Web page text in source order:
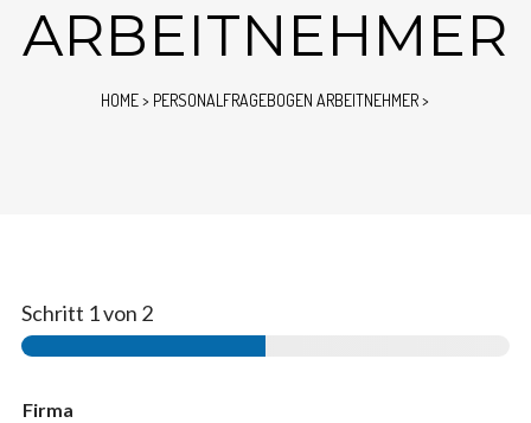
ARBEITNEHMER
HOME> PERSONALFRAGEBOGEN ARBEITNEHMER>
Schritt 1von 2
Firma